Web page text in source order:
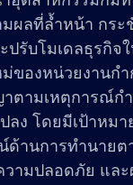
ผลที่ล้ำหน้า กระ
ปรับโมเดลธุรกิจ
ของหน่วยงานก
ามเหตุการณ์กำ
ลง โดยมีเป้าหม
ด้านการทำนาย
วามปลอดภัย แล